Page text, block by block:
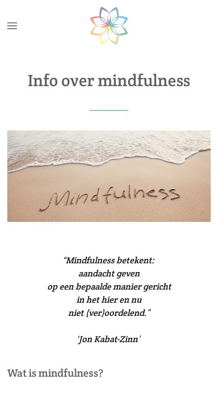
Skip to main content
Info over mindfulness
“Mindfulness betekent:
aandacht geven
op een bepaalde manier gericht
in het hier en nu
niet (ver)oordelend.”
‘Jon Kabat-Zinn’
Wat is mindfulness?